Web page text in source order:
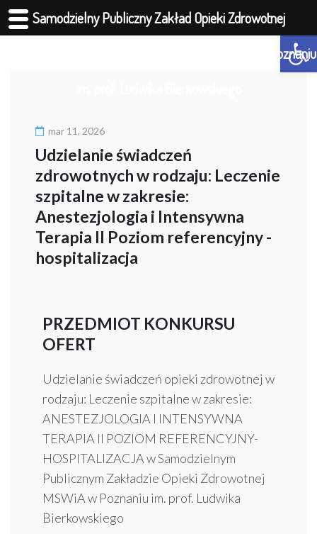
mar 11, 2026
Udzielanie świadczeń
zdrowotnych w rodzaju: Leczenie
szpitalne w zakresie:
Anestezjologia i Intensywna
Terapia II Poziom referencyjny -
hospitalizacja
PRZEDMIOT KONKURSU
OFERT
Udzielanie świadczeń opieki zdrowotnej w
rodzaju: Leczenie szpitalne w zakresie:
ANESTEZJOLOGIA I INTENSYWNA
TERAPIA II POZIOM REFERENCYJNY-
HOSPITALIZACJA w Samodzielnym
Publicznym Zakładzie Opieki Zdrowotnej
MSWiA w Poznaniu im. prof. Ludwika
Bierkowskiego
Samodzielny Publiczny Zakład Opieki Zdrowotnej
Ministerstwa Spraw Wewnętrznych i Administracji w Poznaniu